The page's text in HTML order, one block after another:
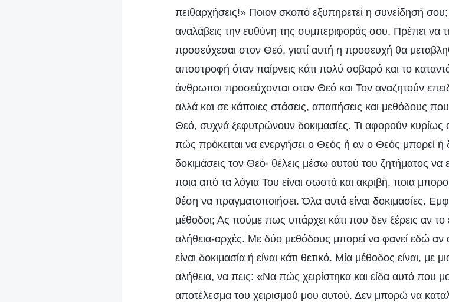
πειθαρχήσεις!» Ποιον σκοπό εξυπηρετεί η συνείδησή
αναλάβεις την ευθύνη της συμπεριφοράς σου. Πρέπει να
προσεύχεσαι στον Θεό, γιατί αυτή η προσευχή θα
αποστροφή όταν παίρνεις κάτι πολύ σοβαρό και το
άνθρωποι προσεύχονται στον Θεό και Τον αναζητούν
αλλά και σε κάποιες στάσεις, απαιτήσεις και μεθόδους
Θεό, συχνά ξεφυτρώνουν δοκιμασίες. Τι αφορούν κυρίως
πώς πρόκειται να ενεργήσει ο Θεός ή αν ο Θεός μπορεί ή
δοκιμάσεις τον Θεό· θέλεις μέσω αυτού του ζητήματος
ποια από τα λόγια Του είναι σωστά και ακριβή, ποια
θέση να πραγματοποιήσει. Όλα αυτά είναι δοκιμασίες.
μέθοδοι; Ας πούμε πως υπάρχει κάτι που δεν ξέρεις αν
αλήθεια-αρχές. Με δύο μεθόδους μπορεί να φανεί εδώ αν
είναι δοκιμασία ή είναι κάτι θετικό. Μία μέθοδος είναι, με
αλήθεια, να πεις: «Να πώς χειρίστηκα και είδα αυτό που
αποτέλεσμα του χειρισμού μου αυτού. Δεν μπορώ να